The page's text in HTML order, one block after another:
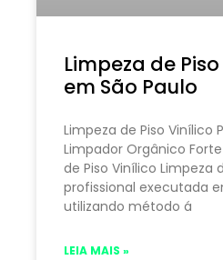
Limpeza de
em São Paulo
Limpeza de Piso Vinílico
Limpador Orgânico
de Piso Vinílico Limpeza
profissional executada
utilizando método á
LEIA MAIS »